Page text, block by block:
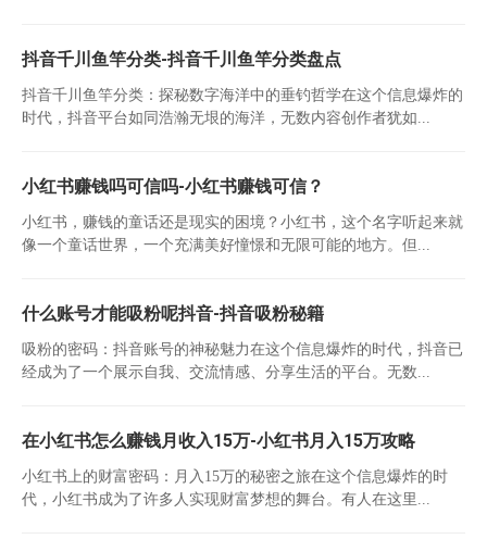
抖音千川鱼竿分类-抖音千川鱼竿分类盘点
抖音千川鱼竿分类：探秘数字海洋中的垂钓哲学在这个信息爆炸的
时代，抖音平台如同浩瀚无垠的海洋，无数内容创作者犹如...
小红书赚钱吗可信吗-小红书赚钱可信？
小红书，赚钱的童话还是现实的困境？小红书，这个名字听起来就
像一个童话世界，一个充满美好憧憬和无限可能的地方。但...
什么账号才能吸粉呢抖音-抖音吸粉秘籍
吸粉的密码：抖音账号的神秘魅力在这个信息爆炸的时代，抖音已
经成为了一个展示自我、交流情感、分享生活的平台。无数...
在小红书怎么赚钱月收入15万-小红书月入15万攻略
小红书上的财富密码：月入15万的秘密之旅在这个信息爆炸的时
代，小红书成为了许多人实现财富梦想的舞台。有人在这里...